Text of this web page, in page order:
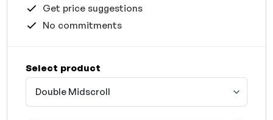
Get price suggestions
No commitments
Select product
Double Midscroll